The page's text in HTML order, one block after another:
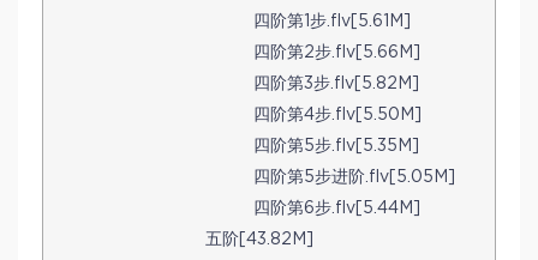
四阶第1步.flv[5.61M]
四阶第2步.flv[5.66M]
四阶第3步.flv[5.82M]
四阶第4步.flv[5.50M]
四阶第5步.flv[5.35M]
四阶第5步进阶.flv[5.05M]
四阶第6步.flv[5.44M]
五阶[43.82M]